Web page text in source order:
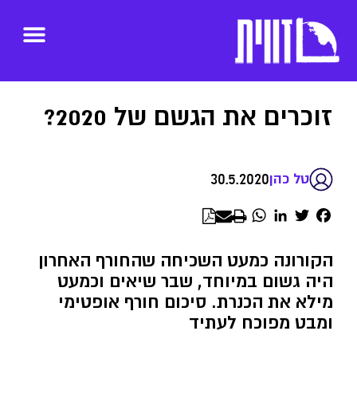
זוכרים את הגשם של 2020?
טל כהן30.5.2020
Facebook
Twitter
LinkedIn
WhatsApp
הקורונה כמעט השכיחה שהחורף האחרון
היה גשום במיוחד, שבר שיאים וכמעט
מילא את הכנרת. סיכום חורף אופטימי
ומבט מפוכח לעתיד